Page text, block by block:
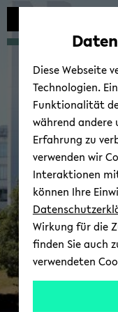
Diese Webseite
Technologien.
Funktionalität
während andere
Erfahrung zu
verwenden wir
Interaktionen
können Ihre
Wirkung für die
finden Sie auch
verwendeten